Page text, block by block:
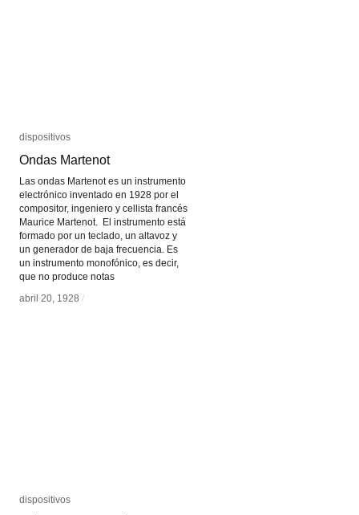
dispositivos
Ondas Martenot
Las ondas Martenot es un instrumento
electrónico inventado en 1928 por el
compositor, ingeniero y cellista francés
Maurice Martenot. El instrumento está
formado por un teclado, un altavoz y
un generador de baja frecuencia. Es
un instrumento monofónico, es decir,
que no produce notas
abril 20, 1928 /
dispositivos
Ondas Martenot
abril 20, 1928 /
dispositivos
dispositivos